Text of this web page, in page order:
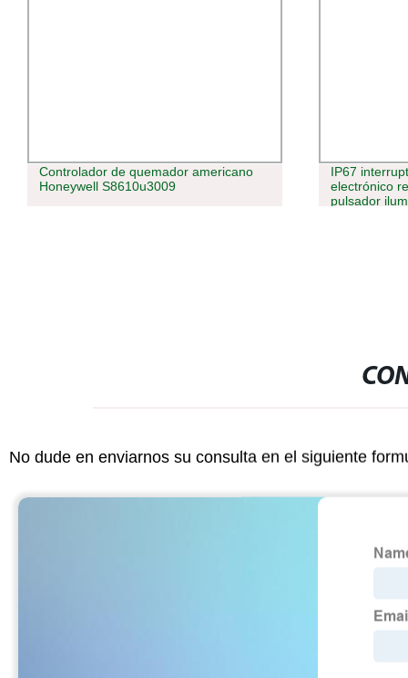
Controlador de quemador americano
Honeywell S8610u3009
IP67
electrónico
pulsador
No dude en enviarnos su consulta en el siguiente